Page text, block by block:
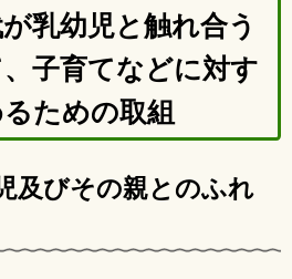
乳幼児と触れ合う
子育てなどに対す
ための取組
及びその親とのふれ